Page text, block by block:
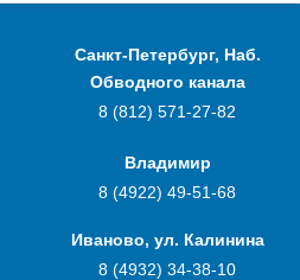
Санкт-Петербург, Наб.
Обводного канала
8 (812) 571-27-82
Владимир
8 (4922) 49-51-68
Иваново, ул. Калинина
8 (4932) 34-38-10